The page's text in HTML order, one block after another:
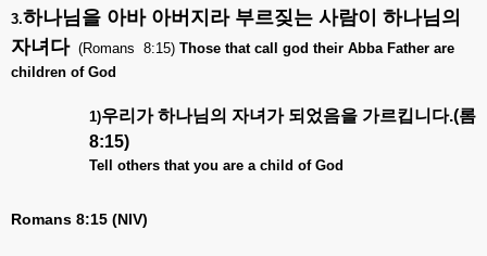
3.하나님을 아바 아버지라 부르짖는 사람이 하나님의
자녀다(Romans 8:15) Those that call god their Abba Father are
children of God
1)우리가 하나님의 자녀가 되었음을 가르킵니다.(롬
8:15)
Tell others that you are a child of God
Romans 8:15 (NIV)